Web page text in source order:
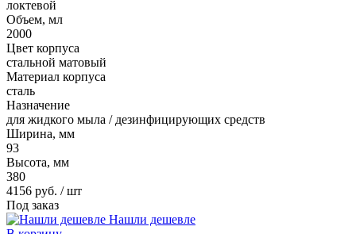
локтевой
Объем, мл
2000
Цвет корпуса
стальной матовый
Материал корпуса
сталь
Назначение
для жидкого мыла / дезинфицирующих средств
Ширина, мм
93
Высота, мм
380
4156 руб. / шт
Под заказ
Нашли дешевле